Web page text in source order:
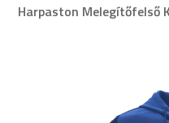
Harpaston Melegítőfelső